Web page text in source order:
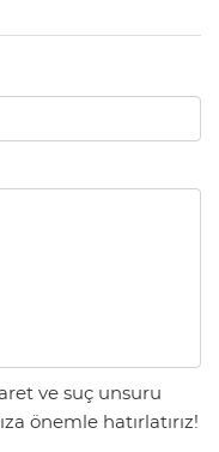
ve suç unsuru
önemle hatırlatırız!